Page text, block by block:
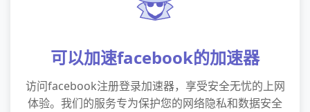
可以加速facebook的加速器
访问facebook注册登录加速器，享受安全无忧的上网
体验。我们的服务专为保护您的网络隐私和数据安全